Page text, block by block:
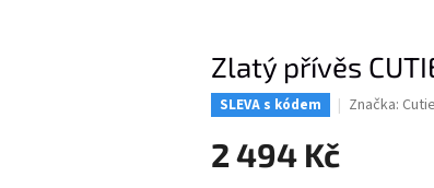
Zlatý přívěs
SLEVA s kódem Značka:
2 494 Kč